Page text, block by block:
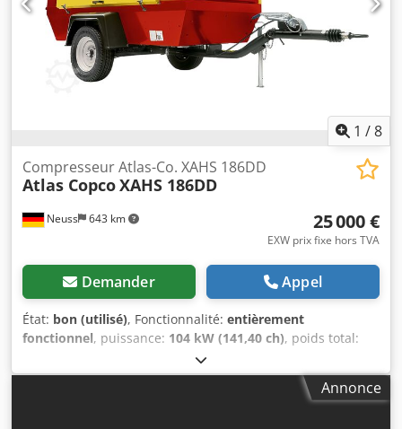
1 /8
Neuss 643 km
Compresseur Atlas-Co. XAHS 186DD
Atlas CopcoXAHS 186DD
25 000 €
EXW prix fixe hors TVA
Demander Appel
État: bon (utilisé), Fonctionnalité: entièrement
fonctionnel, puissance: 104 kW (141,40 ch), poids total:
diesel
de construction:2016, heures de fonctionnement:3 735 h,
Annonce